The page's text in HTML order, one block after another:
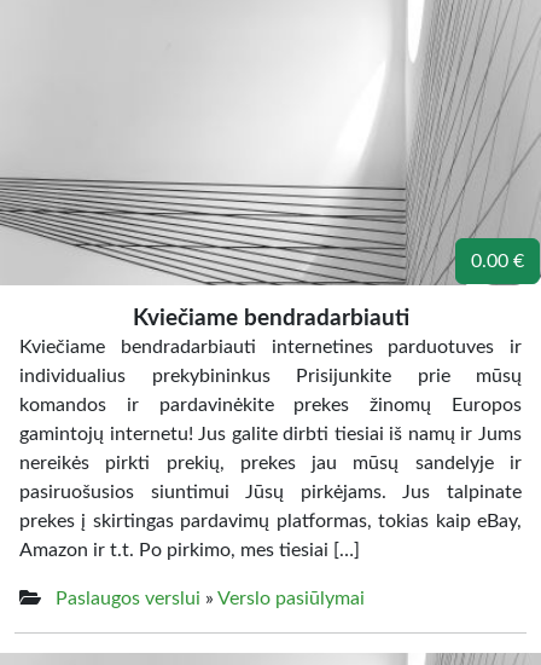
0.00 €
Kviečiame bendradarbiauti
Kviečiame bendradarbiauti internetines parduotuves ir
individualius prekybininkus Prisijunkite prie mūsų
komandos ir pardavinėkite prekes žinomų Europos
gamintojų internetu! Jus galite dirbti tiesiai iš namų ir Jums
nereikės pirkti prekių, prekes jau mūsų sandelyje ir
pasiruošusios siuntimui Jūsų pirkėjams. Jus talpinate
prekes į skirtingas pardavimų platformas, tokias kaip eBay,
Amazon ir t.t. Po pirkimo, mes tiesiai […]
Paslaugos verslui » Verslo pasiūlymai